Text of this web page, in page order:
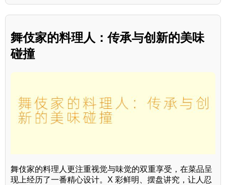
舞伎家的料理人：传承与创新的美味
碰撞
舞伎家的料理人更注重视觉与味觉的双重享受，在菜品呈
现上经历了一番精心设计。X 彩鲜明、摆盘讲究，让人忍